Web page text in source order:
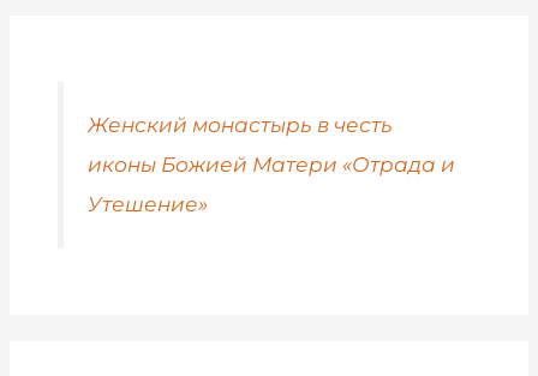
Женский монастырь в честь
иконы Божией Матери «Отрада и
Утешение»